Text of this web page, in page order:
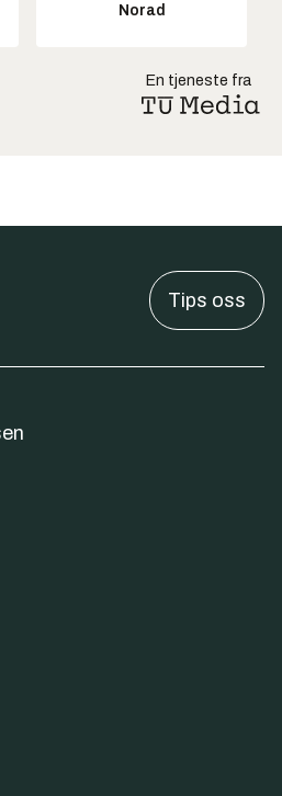
Norad
En tjeneste fra
Tips oss